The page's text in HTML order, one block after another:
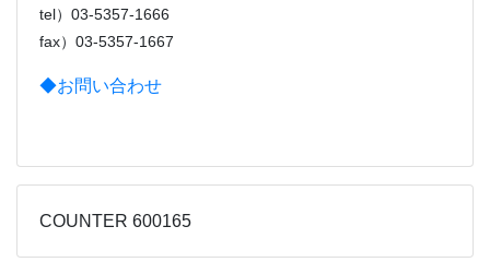
tel）03-5357-1666
fax）03-5357-1667
◆お問い合わせ
COUNTER 600165